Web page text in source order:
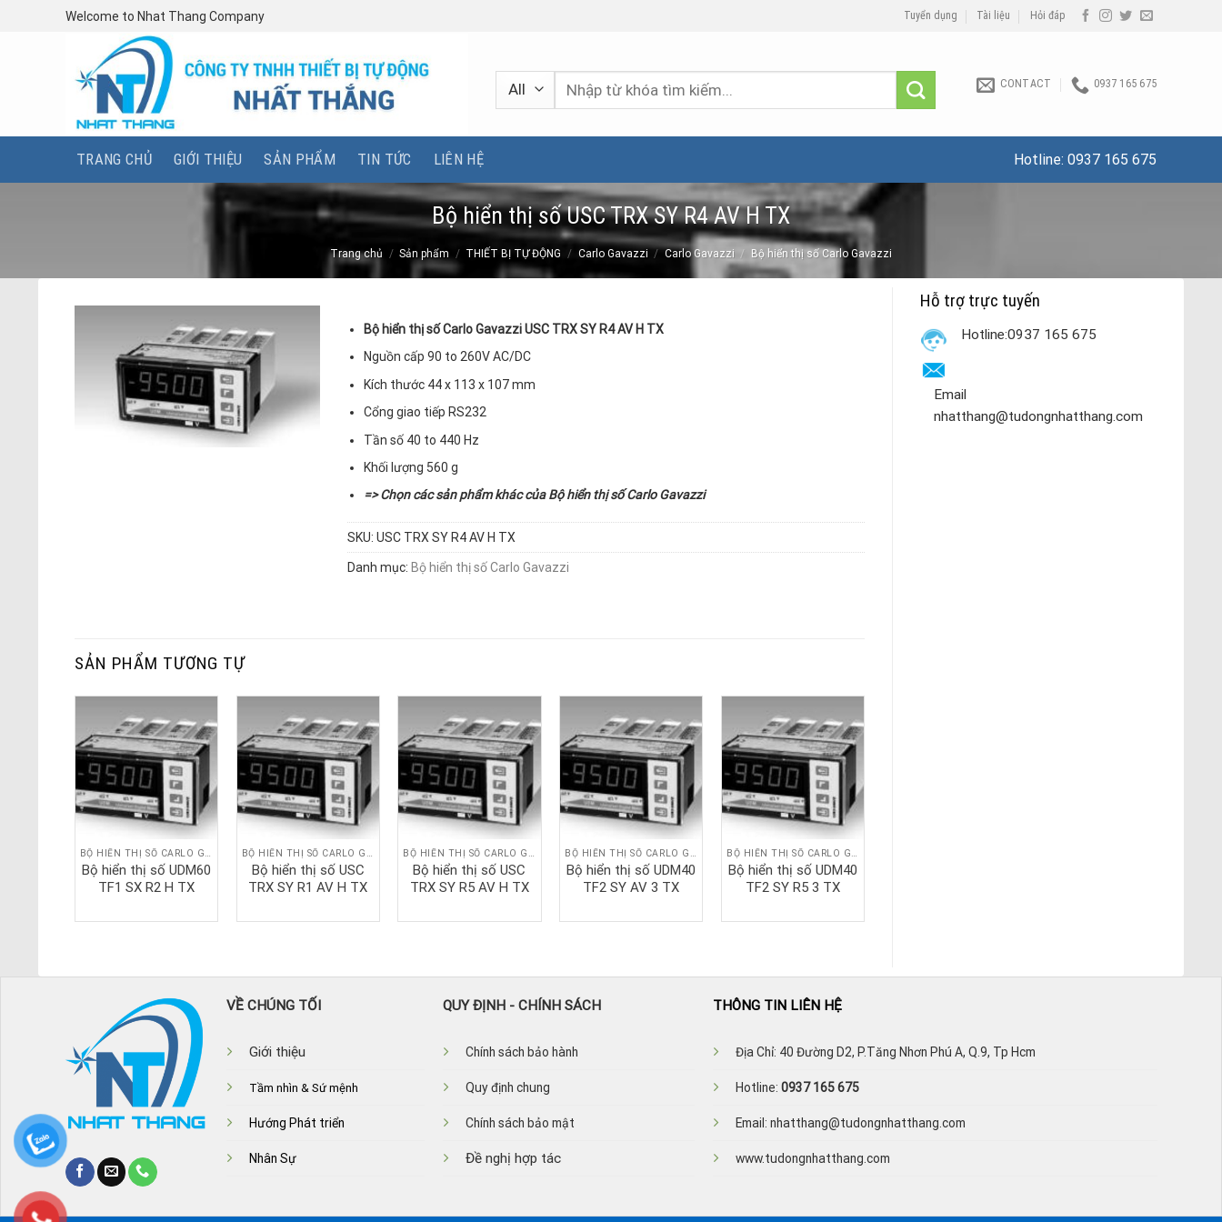
Welcome to Nhat Thang Company Tuyển dụng Tài liệu Hỏi đáp
Tìm
CONTACT 0937 165 675
TRANG CHỦ GIỚI THIỆU SẢN PHẨM TIN TỨC LIÊN HỆ Hotline: 0937 165 675
Bộ hiển thị số USC TRX SY R4 AV H TX
Trang chủ / Sản phẩm / THIẾT BỊ TỰ ĐỘNG / Carlo Gavazzi / Carlo Gavazzi / Bộ hiển thị số Carlo Gavazzi
Hỗ trợ trực tuyến
Hotline:0937 165 675
Email
nhatthang@tudongnhatthang.com
Bộ hiển thị số Carlo Gavazzi USC TRX SY R4 AV H TX
Nguồn cấp 90 to 260V AC/DC
Kích thước 44 x 113 x 107 mm
Cổng giao tiếp RS232
Tần số 40 to 440 Hz
Khối lượng 560 g
=> Chọn các sản phẩm khác củaBộ hiển thị số Carlo Gavazzi
SKU: USC TRX SY R4 AV H TX
Danh mục: Bộ hiển thị số Carlo Gavazzi
SẢN PHẨM TƯƠNG TỰ
BỘ HIỂN THỊ SỐ CARLO GAVAZZI
Bộ hiển thị số UDM60
TF1 SX R2 H TX
BỘ HIỂN THỊ SỐ CARLO GAVAZZI
Bộ hiển thị số USC
TRX SY R1 AV H TX
BỘ HIỂN THỊ SỐ CARLO GAVAZZI
Bộ hiển thị số USC
TRX SY R5 AV H TX
BỘ HIỂN THỊ SỐ CARLO GAVAZZI
Bộ hiển thị số UDM40
TF2 SY AV 3 TX
BỘ HIỂN THỊ SỐ CARLO GAVAZZI
Bộ hiển thị số UDM40
TF2 SY R5 3 TX
VỀ CHÚNG TỐI
Giới thiệu
Tầm nhìn & Sứ mệnh
Hướng Phát triển
Nhân Sự
QUY ĐỊNH - CHÍNH SÁCH
Chính sách bảo hành
Quy định chung
Chính sách bảo mật
Đề nghị hợp tác
THÔNG TIN LIÊN HỆ
Địa Chỉ: 40 Đường D2, P.Tăng Nhơn Phú A, Q.9, Tp Hcm
Hotline: 0937 165 675
Email: nhatthang@tudongnhatthang.com
www.tudongnhatthang.com